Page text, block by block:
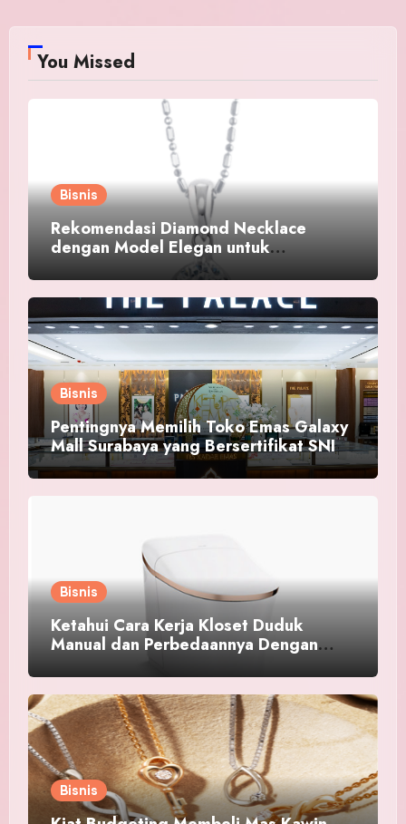
You Missed
Bisnis
Rekomendasi Diamond Necklace
dengan Model Elegan untuk
Menyempurnakan Penampilan
Bisnis
Pentingnya Memilih Toko Emas Galaxy
Mall Surabaya yang Bersertifikat SNI
Bisnis
Ketahui Cara Kerja Kloset Duduk
Manual dan Perbedaannya Dengan
Kloset Otomatis !
Bisnis